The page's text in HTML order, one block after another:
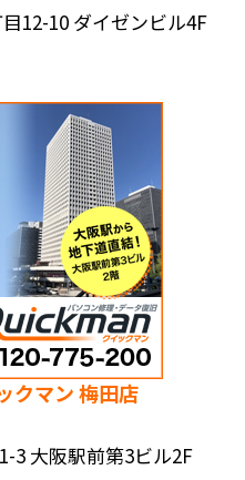
12-10 ダイゼンビル4F
クマン 梅田店
3 大阪駅前第3ビル2F